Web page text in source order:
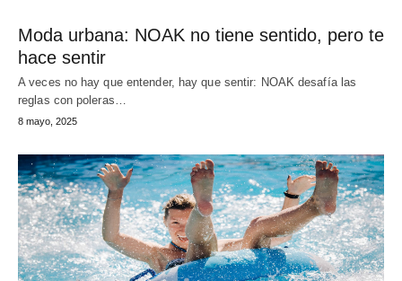
Moda urbana: NOAK no tiene sentido, pero te
hace sentir
A veces no hay que entender, hay que sentir: NOAK desafía las
reglas con poleras…
8 mayo, 2025